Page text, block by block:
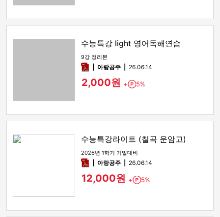
수능특강 light 영어독해연습
9강 정리본
pdf아랑공주 26.06.14
2,000원 + Point
5%
수능특강라이트 (칠곡 운암고)
2026년 1학기 기말대비
pdf아랑공주 26.06.14
12,000원 + Point
5%